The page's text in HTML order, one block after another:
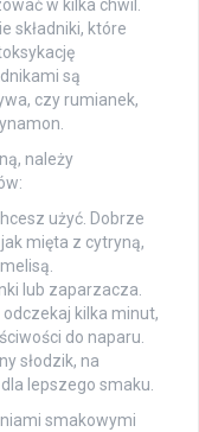
w kilka chwil.
składniki, które
są
czy rumianek,
należy
użyć. Dobrze
mięta z cytryną,
lub zaparzacza.
kilka minut,
do naparu.
słodzik, na
lepszego smaku.
smakowymi